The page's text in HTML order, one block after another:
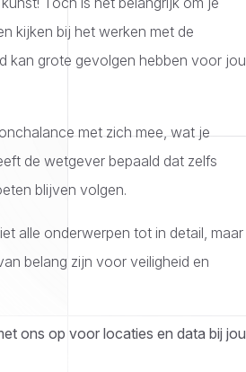
kijken bij het werken met de
kan grote gevolgen hebben voor jou
met zich mee, wat je
de wetgever bepaald dat zelfs
blijven volgen.
alle onderwerpen tot in detail, maar
belang zijn voor veiligheid en
ons op voor locaties en data bij jou